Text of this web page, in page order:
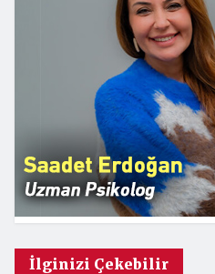
İlginizi Çekebilir